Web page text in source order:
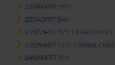
225/60R17 99Y
235/45R17 94Y
235/45R17 97Y EXTRALOAD
235/55R17 103Y EXTRALOAD
245/40R17 91Y